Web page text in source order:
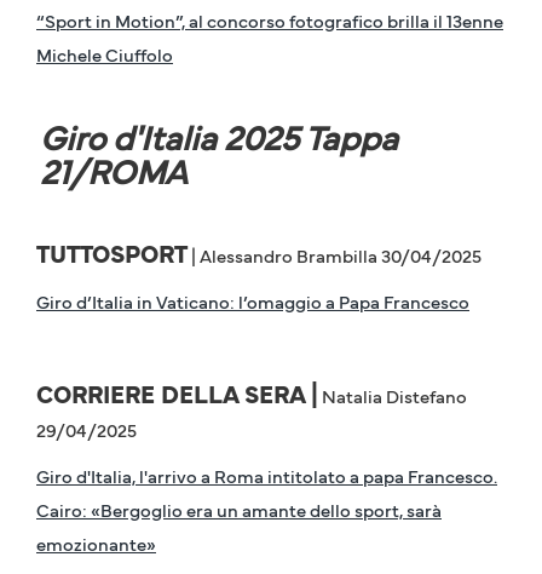
“Sport in Motion”, al concorso fotografico brilla il 13enne
Michele Ciuffolo
Giro d'Italia 2025 Tappa
21/ROMA
TUTTOSPORT| Alessandro Brambilla 30/04/2025
Giro d’Italia in Vaticano: l’omaggio a Papa Francesco
CORRIERE DELLA SERA |
Natalia Distefano
29/04/2025
Giro d'Italia, l'arrivo a Roma intitolato a papa Francesco.
Cairo: «Bergoglio era un amante dello sport, sarà
emozionante»